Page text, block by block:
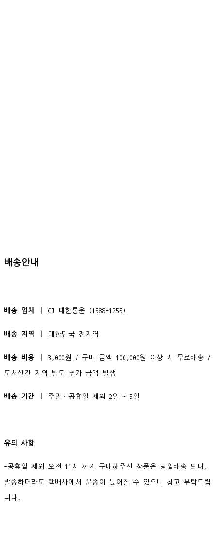
배송안내
배송 업체 ㅣ CJ 대한통운 (1588-1255)
배송 지역 ㅣ 대한민국 전지역
배송 비용 ㅣ 3,000원 / 구매 금액 100,000원 이상 시 무료배송 /
도서산간 지역 별도 추가 금액 발생
배송 기간 ㅣ 주말·공휴일 제외 2일 ~ 5일
유의 사항
-공휴일 제외 오전 11시 까지 구매해주신 상품은 당일배송 되며,
발송하더라도 택배사에서 운송이 늦어질 수 있으니 참고 부탁드립
니다.